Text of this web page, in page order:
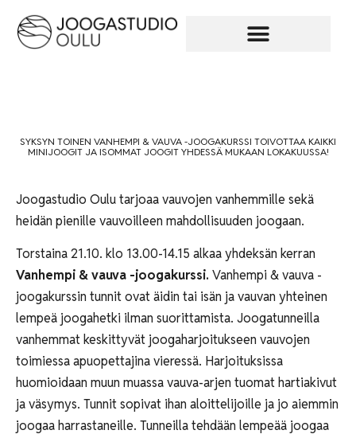
SYKSYN TOINEN VANHEMPI & VAUVA -JOOGAKURSSI TOIVOTTAA KAIKKI
MINIJOOGIT JA ISOMMAT JOOGIT YHDESSÄ MUKAAN LOKAKUUSSA!
Joogastudio Oulu tarjoaa vauvojen vanhemmille sekä
heidän pienille vauvoilleen mahdollisuuden joogaan.
Torstaina 21.10. klo 13.00-14.15 alkaa yhdeksän kerran
Vanhempi & vauva -joogakurssi. Vanhempi & vauva -
joogakurssin tunnit ovat äidin tai isän ja vauvan yhteinen
lempeä joogahetki ilman suorittamista. Joogatunneilla
vanhemmat keskittyvät joogaharjoitukseen vauvojen
toimiessa apuopettajina vieressä. Harjoituksissa
huomioidaan muun muassa vauva-arjen tuomat hartiakivut
ja väsymys. Tunnit sopivat ihan aloittelijoille ja jo aiemmin
joogaa harrastaneille. Tunneilla tehdään lempeää joogaa